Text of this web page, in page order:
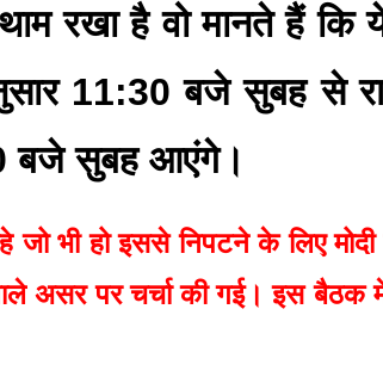
रखा है वो मानते हैं
11:30 बजे सुबह से
बजे सुबह आएंगे।
भी हो इससे निपटने के लिए
पर चर्चा की गई। इस बैठक में